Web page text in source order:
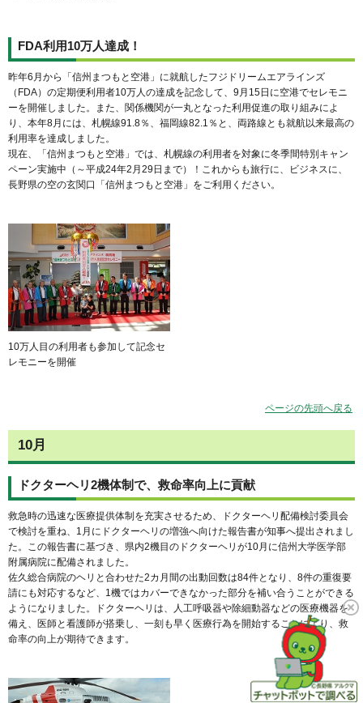
FDA利用10万人達成！
昨年6月から「信州まつもと空港」に就航したフジドリームエアラインズ
（FDA）の定期便利用者10万人の達成を記念して、9月15日に空港でセレモニ
ーを開催しました。また、関係機関が一丸となった利用促進の取り組みによ
り、本年8月には、札幌線91.8％、福岡線82.1％と、両路線とも就航以来最高の
利用率を達成しました。
現在、「信州まつもと空港」では、札幌線の利用者を対象に冬季間特別キャン
ペーン実施中（～平成24年2月29日まで）！これからも旅行に、ビジネスに、
長野県の空の玄関口「信州まつもと空港」をご利用ください。
10万人目の利用者も参加して記念セ
レモニーを開催
ページの先頭へ戻る
10月
ドクターヘリ2機体制で、救命率向上に貢献
救急時の迅速な医療提供体制を充実させるため、ドクターヘリ配備検討委員会
で検討を重ね、1月にドクターヘリの増強へ向けた報告書が知事へ提出されまし
た。この報告書に基づき、県内2機目のドクターヘリが10月に信州大学医学部
附属病院に配備されました。
佐久総合病院のヘリと合わせた2カ月間の出動回数は84件となり、8件の重復要
請にも対応するなど、1機ではカバーできなかった部分を補い合うことができる
ようになりました。ドクターヘリは、人工呼吸器や除細動器などの医療機器を
備え、医師と看護師が搭乗し、一刻も早く医療行為を開始することにより、救
命率の向上が期待できます。